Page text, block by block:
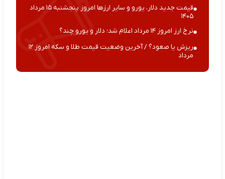
قیمت جدید دلار، یورو و سایر ارزها امروز پنجشنبه ۱۵ مرداد
۱۴۰۵
نرخ ارز امروز ۱۴ مرداد اعلام شد؛ دلار و یورو چند؟
ریزش یا صعود؟ / آخرین وضعیت قیمت طلا و سکه امروز ۱۲
مرداد